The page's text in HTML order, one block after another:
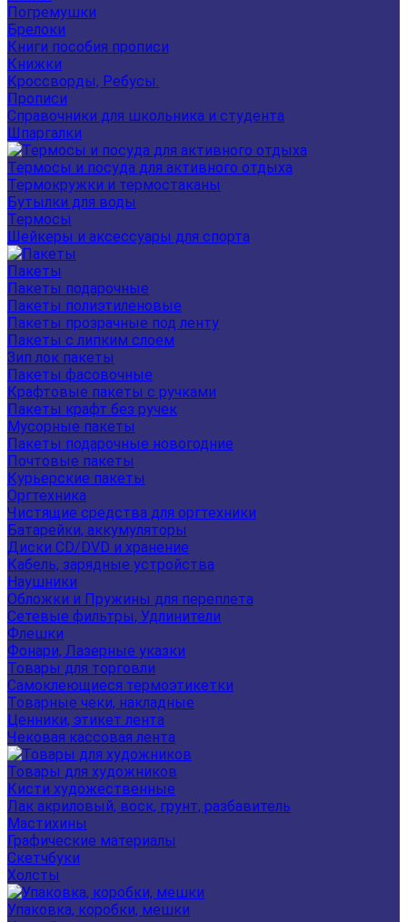
Погремушки
Брелоки
Книги пособия прописи
Книжки
Кроссворды, Ребусы.
Прописи
Справочники для школьника и студента
Шпаргалки
Термосы и посуда для активного отдыха
Термокружки и термостаканы
Бутылки для воды
Термосы
Шейкеры и аксессуары для спорта
Пакеты
Пакеты подарочные
Пакеты полиэтиленовые
Пакеты прозрачные под ленту
Пакеты с липким слоем
Зип лок пакеты
Пакеты фасовочные
Крафтовые пакеты с ручками
Пакеты крафт без ручек
Мусорные пакеты
Пакеты подарочные новогодние
Почтовые пакеты
Курьерские пакеты
Оргтехника
Чистящие средства для оргтехники
Батарейки, аккумуляторы
Диски CD/DVD и хранение
Кабель, зарядные устройства
Наушники
Обложки и Пружины для переплета
Сетевые фильтры, Удлинители
Флешки
Фонари, Лазерные указки
Товары для торговли
Самоклеющиеся термоэтикетки
Товарные чеки, накладные
Ценники, этикет лента
Чековая кассовая лента
Товары для художников
Кисти художественные
Лак акриловый, воск, грунт, разбавитель
Мастихины
Графические материалы
Скетчбуки
Холсты
Упаковка, коробки, мешки